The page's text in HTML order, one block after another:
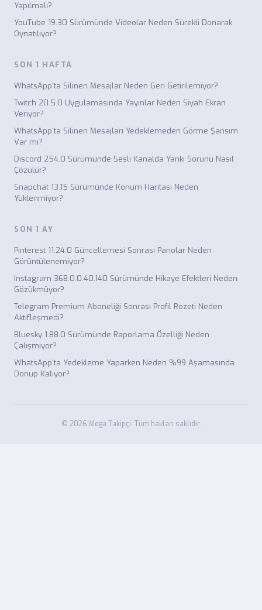
Yapılmalı?
YouTube 19.30 Sürümünde Videolar Neden Sürekli Donarak
Oynatılıyor?
SON 1 HAFTA
WhatsApp'ta Silinen Mesajlar Neden Geri Getirilemiyor?
Twitch 20.5.0 Uygulamasında Yayınlar Neden Siyah Ekran
Veriyor?
WhatsApp'ta Silinen Mesajları Yedeklemeden Görme Şansım
Var mı?
Discord 254.0 Sürümünde Sesli Kanalda Yankı Sorunu Nasıl
Çözülür?
Snapchat 13.15 Sürümünde Konum Haritası Neden
Yüklenmiyor?
SON 1 AY
Pinterest 11.24.0 Güncellemesi Sonrası Panolar Neden
Görüntülenemiyor?
Instagram 368.0.0.40.140 Sürümünde Hikaye Efektleri Neden
Gözükmüyor?
Telegram Premium Aboneliği Sonrası Profil Rozeti Neden
Aktifleşmedi?
Bluesky 1.88.0 Sürümünde Raporlama Özelliği Neden
Çalışmıyor?
WhatsApp'ta Yedekleme Yaparken Neden %99 Aşamasında
Donup Kalıyor?
© 2026 Mega Takipçi. Tüm hakları saklıdır.